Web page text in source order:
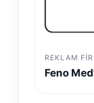
REKLAM
Feno